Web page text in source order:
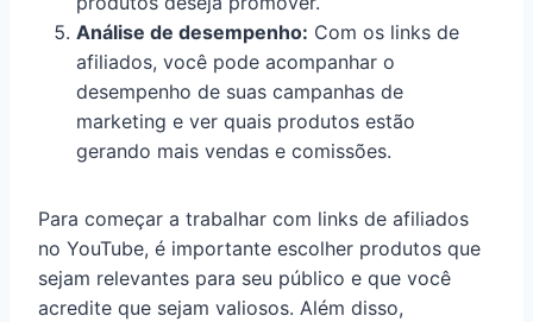
Análise de desempenho: Com os links de
afiliados, você pode acompanhar o
desempenho de suas campanhas de
marketing e ver quais produtos estão
gerando mais vendas e comissões.
Para começar a trabalhar com links de afiliados
no YouTube, é importante escolher produtos que
sejam relevantes para seu público e que você
acredite que sejam valiosos. Além disso,